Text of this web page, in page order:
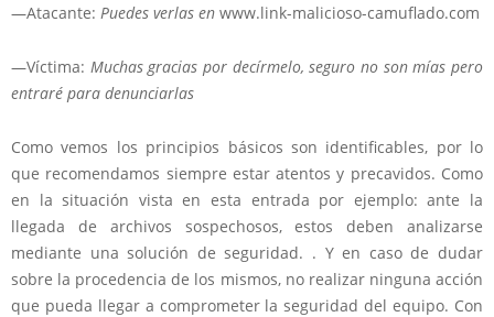
—Atacante: Puedes verlas en www.link-malicioso-camuflado.com
—Víctima: Muchas gracias por decírmelo, seguro no son mías pero
entraré para denunciarlas
Como vemos los principios básicos son identificables, por lo
que recomendamos siempre estar atentos y precavidos. Como
en la situación vista en esta entrada por ejemplo: ante la
llegada de archivos sospechosos, estos deben analizarse
mediante una solución de seguridad. . Y en caso de dudar
sobre la procedencia de los mismos, no realizar ninguna acción
que pueda llegar a comprometer la seguridad del equipo. Con